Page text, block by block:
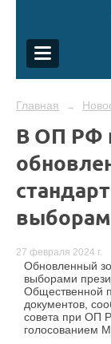
Главная →
В ОП РФ
27 февраля 2024 г.
Обновленный
выборами
Общественной
документов,
совета при ОП
голосованием